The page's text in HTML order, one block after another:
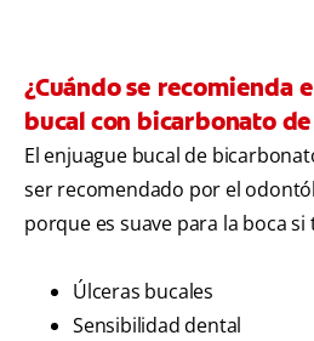
¿Cuándo se recomienda
bucal con bicarbonato
El enjuague bucal de
ser recomendado por el
porque es suave para la boca si
Úlceras bucales
Sensibilidad dental